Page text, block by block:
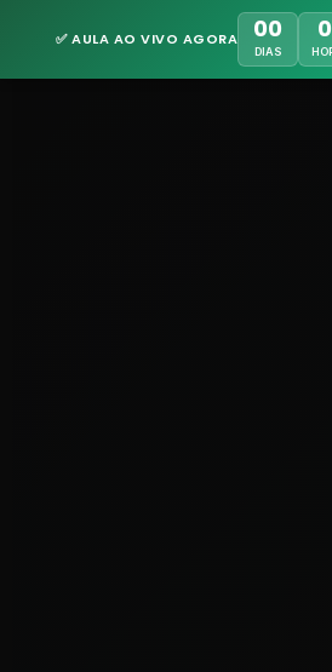
✅ AULA AO VIVO AGORA 00
DIAS